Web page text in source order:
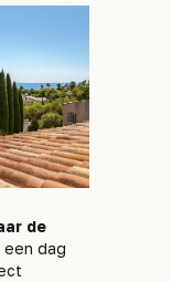
de
dag